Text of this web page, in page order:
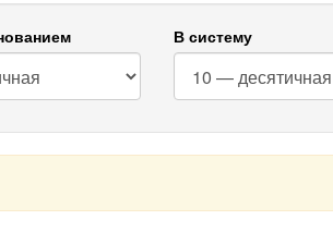
В систему